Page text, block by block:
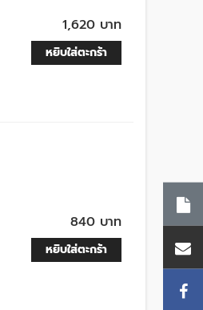
1,620 บาท
หยิบใส่ตะกร้า
840 บาท
หยิบใส่ตะกร้า